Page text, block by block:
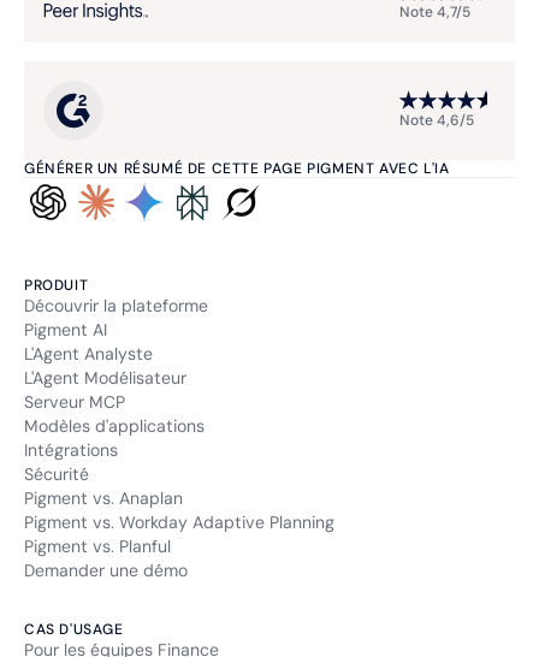
GÉNÉRER UN RÉSUMÉ DE CETTE PAGE PIGMENT AVEC L'IA
Note 4,7/5
Note 4,6/5
PRODUIT
Découvrir la plateforme
Pigment AI
L'Agent Analyste
L'Agent Modélisateur
Serveur MCP
Modèles d'applications
Intégrations
Sécurité
Pigment vs. Anaplan
Pigment vs. Workday Adaptive Planning
Pigment vs. Planful
Demander une démo
CAS D'USAGE
Pour les équipes Finance